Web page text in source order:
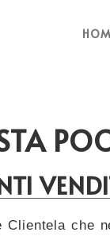
Clientela che